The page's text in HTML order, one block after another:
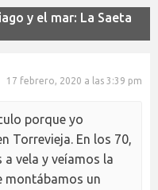
y el mar: La Saeta
17 febrero, 2020 a las 3:39 pm
porque yo
Torrevieja. En los 70,
vela y veíamos la
montábamos un